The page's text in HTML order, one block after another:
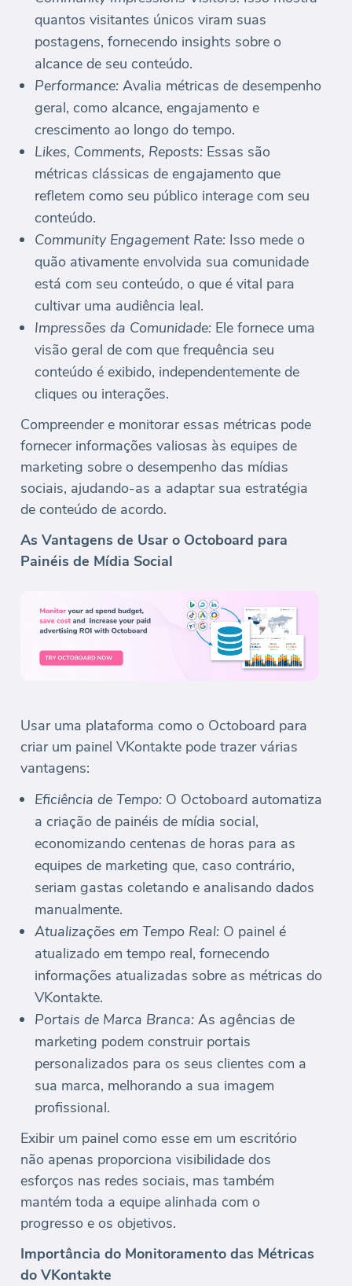
quantos visitantes únicos viram suas
postagens, fornecendo insights sobre o
alcance de seu conteúdo.
Performance: Avalia métricas de desempenho
geral, como alcance, engajamento e
crescimento ao longo do tempo.
Likes, Comments, Reposts: Essas são
métricas clássicas de engajamento que
refletem como seu público interage com seu
conteúdo.
Community Engagement Rate: Isso mede o
quão ativamente envolvida sua comunidade
está com seu conteúdo, o que é vital para
cultivar uma audiência leal.
Impressões da Comunidade: Ele fornece uma
visão geral de com que frequência seu
conteúdo é exibido, independentemente de
cliques ou interações.
Compreender e monitorar essas métricas pode
fornecer informações valiosas às equipes de
marketing sobre o desempenho das mídias
sociais, ajudando-as a adaptar sua estratégia
de conteúdo de acordo.
As Vantagens de Usar o Octoboard para
Painéis de Mídia Social
Usar uma plataforma como o Octoboard para
criar um painel VKontakte pode trazer várias
vantagens:
Eficiência de Tempo: O Octoboard automatiza
a criação de painéis de mídia social,
economizando centenas de horas para as
equipes de marketing que, caso contrário,
seriam gastas coletando e analisando dados
manualmente.
Atualizações em Tempo Real: O painel é
atualizado em tempo real, fornecendo
informações atualizadas sobre as métricas do
VKontakte.
Portais de Marca Branca: As agências de
marketing podem construir portais
personalizados para os seus clientes com a
sua marca, melhorando a sua imagem
profissional.
Exibir um painel como esse em um escritório
não apenas proporciona visibilidade dos
esforços nas redes sociais, mas também
mantém toda a equipe alinhada com o
progresso e os objetivos.
Importância do Monitoramento das Métricas
do VKontakte